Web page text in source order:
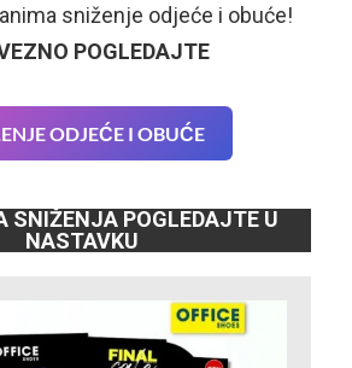
sniženje odjeće i obuće!
POGLEDAJTE
ODJEĆE I OBUĆE
SNIŽENJA POGLEDAJTE U
NASTAVKU